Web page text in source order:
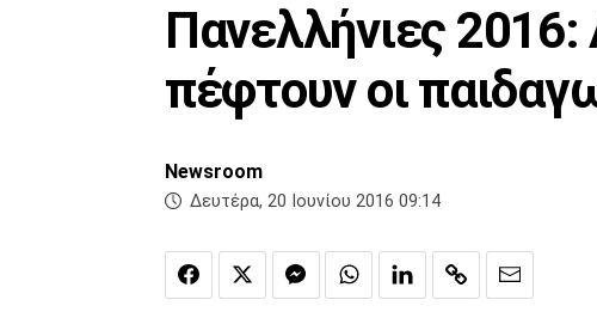
Πανελλήνιες 2016:
πέφτουν οι
Newsroom
Δευτέρα, 20 Ιουνίου 2016 09:14